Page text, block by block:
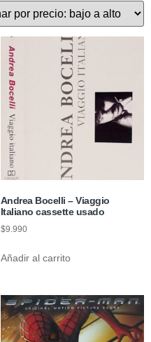
Andrea Bocelli – Viaggio
Italiano cassette usado
$9.990
Añadir al carrito